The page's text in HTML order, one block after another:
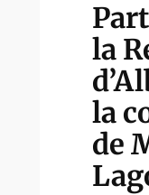
la
la
de